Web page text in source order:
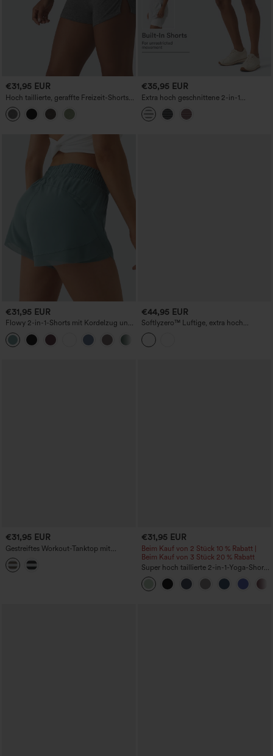
€31,95 EUR
Hoch taillierte, geraffte Freizeit-Shorts
mit integriertem Slip, 2,5''
€35,95 EUR
Extra hoch geschnittene 2-in-1
gestreifte Yogashorts 7'' mit Taschen
€31,95 EUR
Flowy 2-in-1-Shorts mit Kordelzug und
konstrastierendem Mesh
€44,95 EUR
Softlyzero™ Luftige, extra hoch
geschnittene 2-in-1 Cool-Touch Yoga-
Umstands-Shorts 7'' mit Taschen
€31,95 EUR
Gestreiftes Workout-Tanktop mit
integriertem BH
€31,95 EUR
Beim Kauf von 2 Stück 10 % Rabatt |
Beim Kauf von 3 Stück 20 % Rabatt
Super hoch taillierte 2-in-1-Yoga-Shorts
mit Gesäßtasche und Seitentasche-
längere Länge